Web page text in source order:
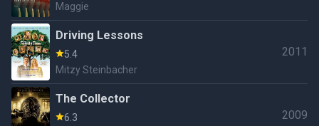
Maggie
Driving Lessons
5.4
Mitzy Steinbacher
2011
The Collector
6.3
2009